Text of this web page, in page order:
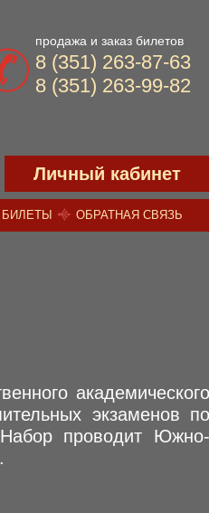
продажа и заказ билетов
8 (351) 263-87-63
8 (351) 263-99-82
Личный кабинет
БИЛЕТЫ ОБРАТНАЯ СВЯЗЬ
академического
экзаменов по
проводит Южно-